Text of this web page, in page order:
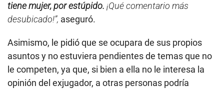
tiene mujer, por estúpido. ¡Qué comentario más
desubicado!”, aseguró.
Asimismo, le pidió que se ocupara de sus propios
asuntos y no estuviera pendientes de temas que no
le competen, ya que, si bien a ella no le interesa la
opinión del exjugador, a otras personas podría